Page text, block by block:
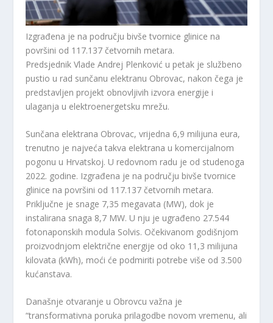
Izgrađena je na području bivše tvornice glinice na
površini od 117.137 četvornih metara.
Predsjednik Vlade Andrej Plenković u petak je službeno
pustio u rad sunčanu elektranu Obrovac, nakon čega je
predstavljen projekt obnovljivih izvora energije i
ulaganja u elektroenergetsku mrežu.
Sunčana elektrana Obrovac, vrijedna 6,9 milijuna eura,
trenutno je najveća takva elektrana u komercijalnom
pogonu u Hrvatskoj. U redovnom radu je od studenoga
2022. godine. Izgrađena je na području bivše tvornice
glinice na površini od 117.137 četvornih metara.
Priključne je snage 7,35 megavata (MW), dok je
instalirana snaga 8,7 MW. U nju je ugrađeno 27.544
fotonaponskih modula Solvis. Očekivanom godišnjom
proizvodnjom električne energije od oko 11,3 milijuna
kilovata (kWh), moći će podmiriti potrebe više od 3.500
kućanstava.
Današnje otvaranje u Obrovcu važna je
“transformativna poruka prilagodbe novom vremenu, ali